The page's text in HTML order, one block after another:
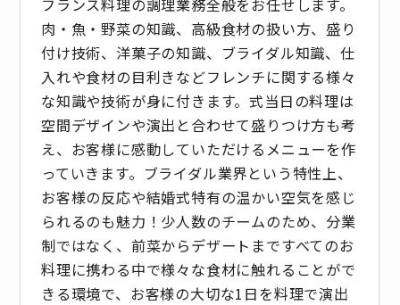
肉・魚・野菜の知識、高級食材の扱い方、盛り
付け技術、洋菓子の知識、ブライダル知識、仕
入れや食材の目利きなどフレンチに関する様々
な知識や技術が身に付きます。式当日の料理は
空間デザインや演出と合わせて盛りつけ方も考
え、お客様に感動していただけるメニューを作
っていきます。ブライダル業界という特性上、
お客様の反応や結婚式特有の温かい空気を感じ
られるのも魅力！少人数のチームのため、分業
制ではなく、前菜からデザートまですべてのお
料理に携わる中で様々な食材に触れることがで
きる環境で、お客様の大切な1日を料理で演出